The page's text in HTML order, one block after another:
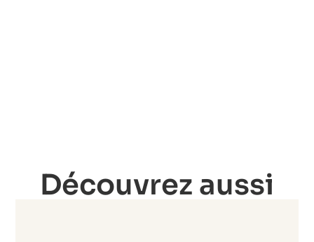
Découvrez aussi